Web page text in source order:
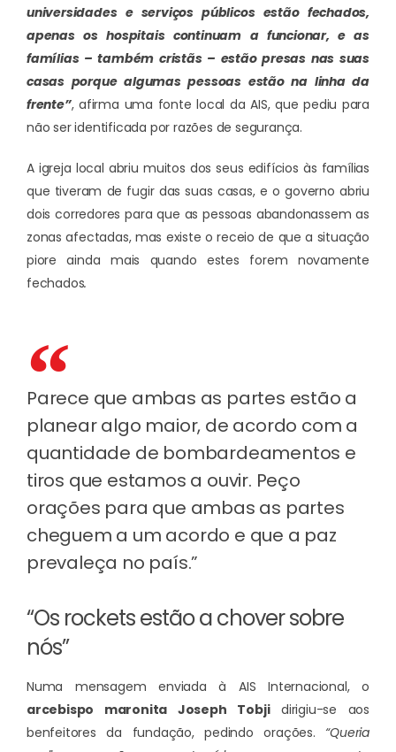
universidades e serviços públicos estão fechados,
apenas os hospitais continuam a funcionar, e as
famílias – também cristãs – estão presas nas suas
casas porque algumas pessoas estão na linha da
frente”, afirma uma fonte local da AIS, que pediu para
não ser identificada por razões de segurança.
A igreja local abriu muitos dos seus edifícios às famílias
que tiveram de fugir das suas casas, e o governo abriu
dois corredores para que as pessoas abandonassem as
zonas afectadas, mas existe o receio de que a situação
piore ainda mais quando estes forem novamente
fechados.
Parece que ambas as partes estão a
planear algo maior, de acordo com a
quantidade de bombardeamentos e
tiros que estamos a ouvir. Peço
orações para que ambas as partes
cheguem a um acordo e que a paz
prevaleça no país.”
“Os rockets estão a chover sobre
nós”
Numa mensagem enviada à AIS Internacional, o
arcebispo maronita Joseph Tobjidirigiu-se aos
benfeitores da fundação, pedindo orações. “Queria